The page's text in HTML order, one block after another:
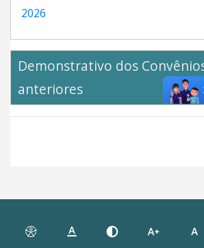
2026
Demonstrativo dos
anteriores